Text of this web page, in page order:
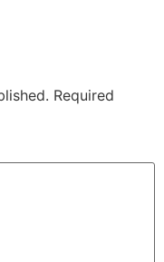
Required